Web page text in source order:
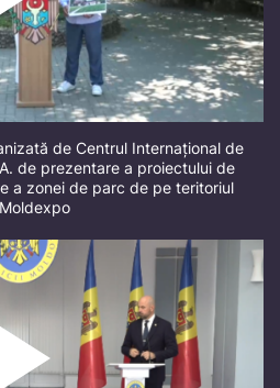
de Centrul Internațional de
de prezentare a proiectului de
a zonei de parc de pe teritoriul
Moldexpo